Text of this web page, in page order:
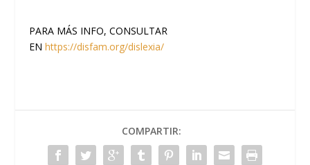
PARA MÁS INFO, CONSULTAR
ENhttps://disfam.org/dislexia/
COMPARTIR: